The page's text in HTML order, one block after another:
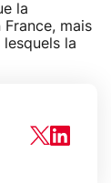
la
mais
la